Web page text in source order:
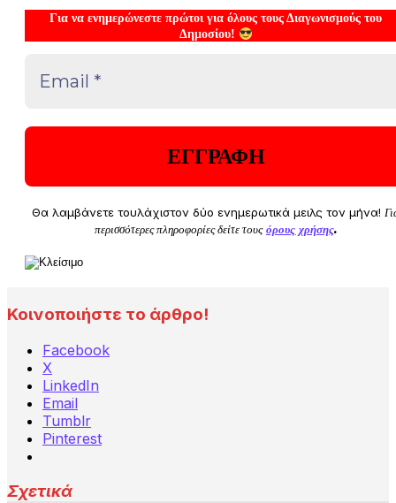
Για να ενημερώνεστε πρώτοι για όλους τους Διαγωνισμούς του
Δημοσίου!
Θα λαμβάνετε τουλάχιστον δύο ενημερωτικά μειλς τον μήνα!
περισσότερες πληροφορίες δείτε τους όρους χρήσης.
Κοινοποιήστε το άρθρο!
Facebook
X
LinkedIn
Email
Tumblr
Pinterest
Σχετικά